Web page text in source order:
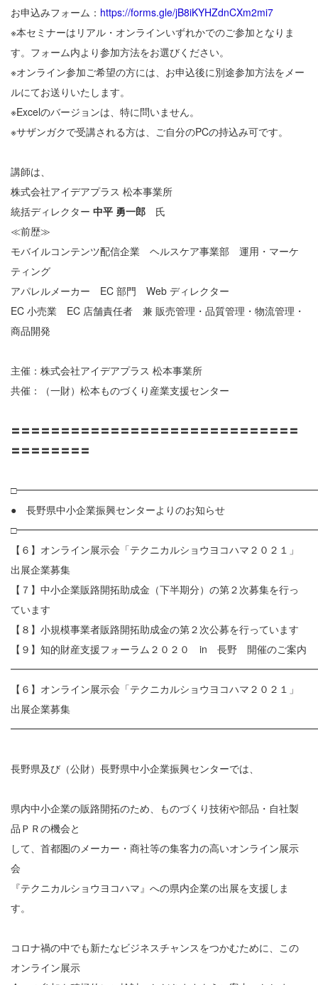
お申込みフォーム： https://forms.gle/jB8iKYHZdnCXm2mi7
※本セミナーはリアル・オンラインいずれかでのご参加となりま
す。フォーム内より参加方法をお選びください。
※オンライン参加ご希望の方には、お申込後に別途参加方法をメー
ルにてお送りいたします。
※Excelのバージョンは、特に問いません。
※サザンガクで受講される方は、ご自分のPCの持込み可です。
講師は、
株式会社アイデアプラス 松本事業所
統括ディレクター 中平 勇一郎 氏
≪前歴≫
モバイルコンテンツ配信企業 ヘルスケア事業部 運用・マーケ
ティング
アパレルメーカー EC 部門 Web ディレクター
EC 小売業 EC 店舗責任者 兼 販売管理・品質管理・物流管理・
商品開発
主催：株式会社アイデアプラス 松本事業所
共催：（一財）松本ものづくり産業支援センター
〓〓〓〓〓〓〓〓〓〓〓〓〓〓〓〓〓〓〓〓〓〓〓〓〓〓〓〓〓
〓〓〓〓〓〓〓〓
● 長野県中小企業振興センターよりのお知らせ
【６】オンライン展示会「テクニカルショウヨコハマ２０２１」
出展企業募集
【７】中小企業販路開拓助成金（下半期分）の第２次募集を行っ
ています
【８】小規模事業者販路開拓助成金の第２次公募を行っています
【９】知的財産支援フォーラム２０２０ in 長野 開催のご案内
【６】オンライン展示会「テクニカルショウヨコハマ２０２１」
出展企業募集
長野県及び（公財）長野県中小企業振興センターでは、
県内中小企業の販路開拓のため、ものづくり技術や部品・自社製
品ＰＲの機会と
して、首都圏のメーカー・商社等の集客力の高いオンライン展示
会
『テクニカルショウヨコハマ』への県内企業の出展を支援しま
す。
コロナ禍の中でも新たなビジネスチャンスをつかむために、この
オンライン展示